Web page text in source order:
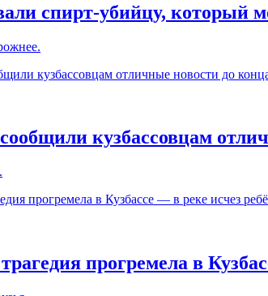
спирт-убийцу, который
кузбассовцам
прогремела в